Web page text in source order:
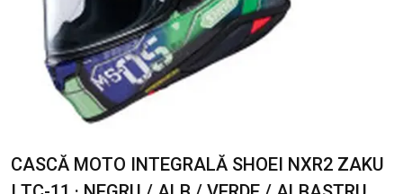
CASCĂ MOTO INTEGRALĂ SHOEI NXR2 ZAKU